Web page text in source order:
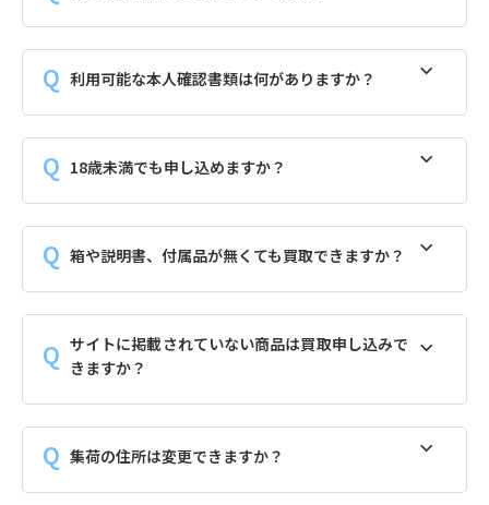
利用可能な本人確認書類は何がありますか？
18歳未満でも申し込めますか？
箱や説明書、付属品が無くても買取できますか？
サイトに掲載されていない商品は買取申し込みで
きますか？
集荷の住所は変更できますか？